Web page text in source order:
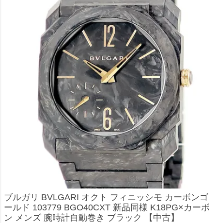
ブルガリ BVLGARI オクト フィニッシモ カーボンゴ
ールド 103779 BGO40CXT 新品同様 K18PG×カーボ
ン メンズ 腕時計自動巻き ブラック 【中古】